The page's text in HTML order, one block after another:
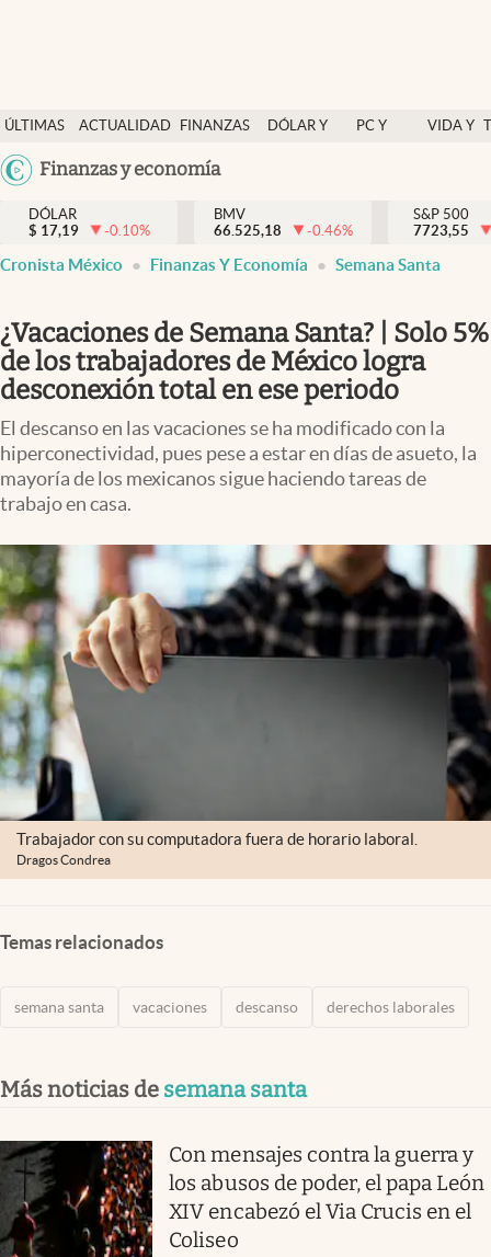
ÚLTIMAS
NOTICIAS
ACTUALIDAD
FINANZAS
DÓLAR Y
PC Y
VIDA Y
México
USA
Uruguay
Finanzas y economía
Actualidad
Finanzas y economía
Dólar y mercados
Brand Strategy
Pc y celular
Vida y estilo
Tv
Clima
Espiritualidad
Mediakit
abre en nueva pestaña
México
DÓLAR
$ 17,19 -0.10%
BMV
66.525,18
-0.46%
S&P 500
7723,55
Cronista México Finanzas Y Economía Semana Santa
¿Vacaciones de Semana Santa? | Solo 5%
de los trabajadores de México logra
desconexión total en ese periodo
El descanso en las vacaciones se ha modificado con la
hiperconectividad, pues pese a estar en días de asueto, la
mayoría de los mexicanos sigue haciendo tareas de
trabajo en casa.
Trabajador con su computadora fuera de horario laboral.
Dragos Condrea
Temas relacionados
semana santa vacaciones descanso derechos laborales
Más noticias de semana santa
Con mensajes contra la guerra y
los abusos de poder, el papa León
XIV encabezó el Via Crucis en el
Coliseo